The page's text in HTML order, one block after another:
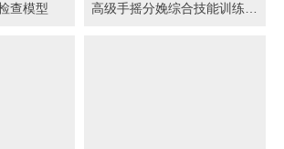
查模型 高级手摇分娩综合技能训练模型